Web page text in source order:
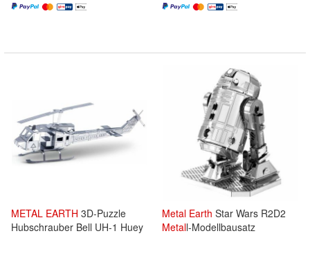
METAL EARTH 3D-Puzzle
Hubschrauber Bell UH-1 Huey
Metal Earth Star Wars R2D2
Metall-Modellbausatz